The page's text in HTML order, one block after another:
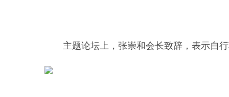
主题论坛上，张崇和会长致辞，表示自